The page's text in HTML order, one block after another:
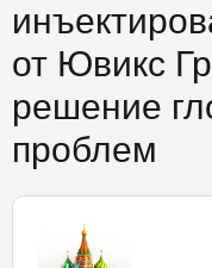
от Ювикс
решение
проблем